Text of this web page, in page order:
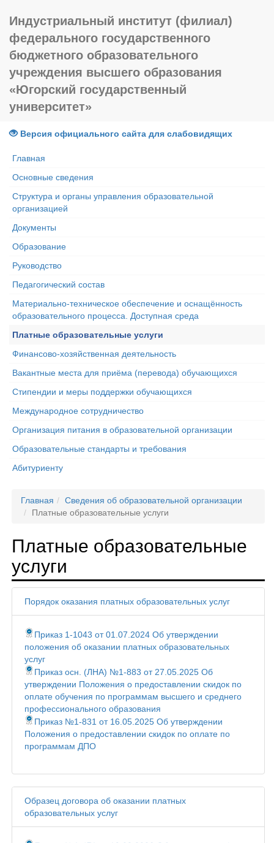
Индустриальный институт (филиал)
федерального государственного
бюджетного образовательного
учреждения высшего образования
«Югорский государственный
университет»
Версия официального сайта для слабовидящих
Главная
Основные сведения
Структура и органы управления образовательной
организацией
Документы
Образование
Руководство
Педагогический состав
Материально-техническое обеспечение и оснащённость
образовательного процесса. Доступная среда
Платные образовательные услуги
Финансово-хозяйственная деятельность
Вакантные места для приёма (перевода) обучающихся
Стипендии и меры поддержки обучающихся
Международное сотрудничество
Организация питания в образовательной организации
Образовательные стандарты и требования
Абитуриенту
Главная
Сведения об образовательной организации
Платные образовательные услуги
Платные образовательные
услуги
Порядок оказания платных образовательных услуг
Приказ 1-1043 от 01.07.2024 Об утверждении
положения об оказании платных образовательных
услуг
Приказ осн. (ЛНА) №1-883 от 27.05.2025 Об
утверждении Положения о предоставлении скидок по
оплате обучения по программам высшего и среднего
профессионального образования
Приказ №1-831 от 16.05.2025 Об утверждении
Положения о предоставлении скидок по оплате по
программам ДПО
Образец договора об оказании платных
образовательных услуг